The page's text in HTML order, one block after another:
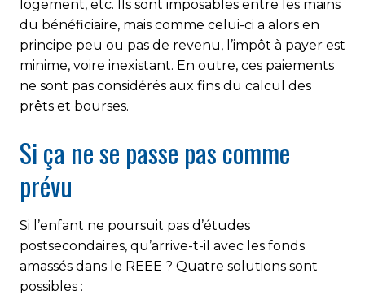
logement, etc. Ils sont imposables entre les mains
du bénéficiaire, mais comme celui-ci a alors en
principe peu ou pas de revenu, l’impôt à payer est
minime, voire inexistant. En outre, ces paiements
ne sont pas considérés aux fins du calcul des
prêts et bourses.
Si ça ne se passe pas comme
prévu
Si l’enfant ne poursuit pas d’études
postsecondaires, qu’arrive-t-il avec les fonds
amassés dans le REEE ? Quatre solutions sont
possibles :